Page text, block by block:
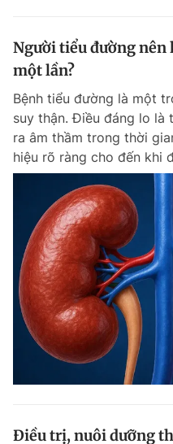
Người tiểu đường
một lần?
Bệnh tiểu đường là một
suy thận. Điều đáng lo là
ra âm thầm trong thời
hiệu rõ ràng cho đến khi
Điều trị, nuôi dưỡng